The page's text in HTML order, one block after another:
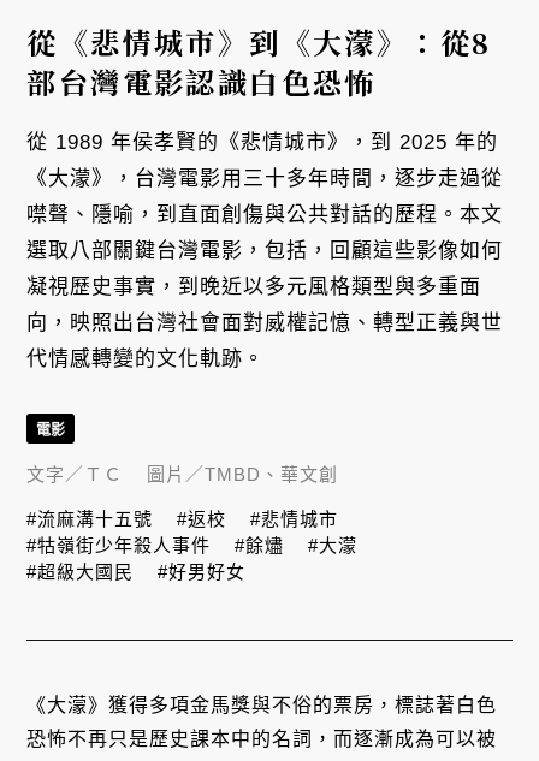
從《悲情城市》到《大濛》：從8
部台灣電影認識白色恐怖
從 1989 年侯孝賢的《悲情城市》，到 2025 年的
《大濛》，台灣電影用三十多年時間，逐步走過從
噤聲、隱喻，到直面創傷與公共對話的歷程。本文
選取八部關鍵台灣電影，包括，回顧這些影像如何
凝視歷史事實，到晚近以多元風格類型與多重面
向，映照出台灣社會面對威權記憶、轉型正義與世
代情感轉變的文化軌跡。
《大濛》獲得多項金馬獎與不俗的票房，標誌著白色
恐怖不再只是歷史課本中的名詞，而逐漸成為可以被
電影
文字／ ＴＣ 圖片／TMBD、華文創
#流麻溝十五號 #返校
#悲情城市
#牯嶺街少年殺人事件
#餘燼
#大濛
#超級大國民
#好男好女